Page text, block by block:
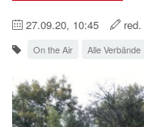
27.09.20, 10:45
On the Air Alle Verbände